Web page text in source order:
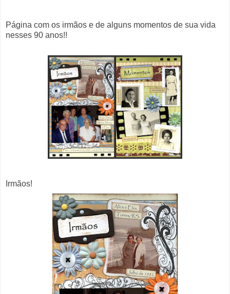
Página com os irmãos e de alguns momentos de sua vida
nesses 90 anos!!
Irmãos!